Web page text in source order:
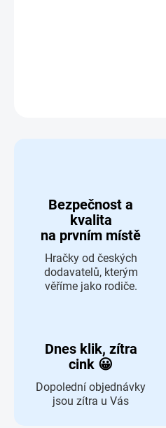
Bezpečnost a
kvalita
na prvním místě
Hračky od českých
dodavatelů, kterým
věříme jako rodiče.
Dnes klik, zítra
cink 😀
Dopolední objednávky
jsou zítra u Vás